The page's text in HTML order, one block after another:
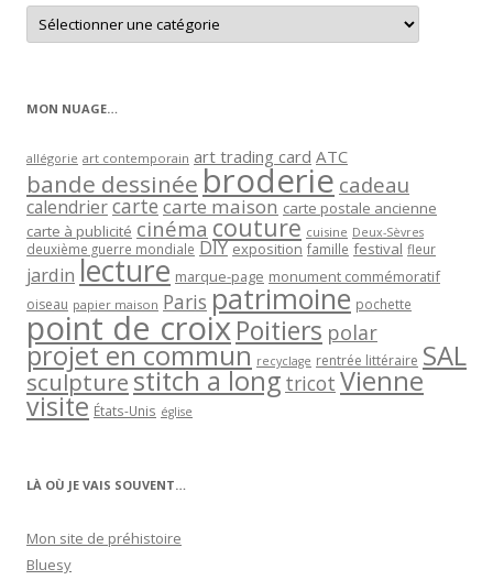
Retrouver
les
articles
MON NUAGE…
allégorie art contemporain art trading card ATC
bande dessinée broderie cadeau
calendriercartecarte maison carte postale ancienne
carte à publicité cinéma couture cuisine Deux-Sèvres
deuxième guerre mondiale DIY exposition famille festival fleur
jardin lecture marque-page monument commémoratif
oiseau papier maison Paris patrimoine pochette
point de croixPoitiers polar
projet en commun recyclage rentrée littéraire SAL
sculpturestitch a long tricot Vienne
visite États-Unis église
LÀ OÙ JE VAIS SOUVENT…
Mon site de préhistoire
Bluesy